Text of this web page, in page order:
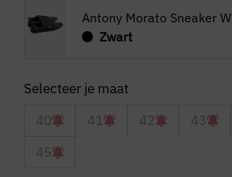
Antony Morato Sneaker
Zwart
40 41 42 43
45